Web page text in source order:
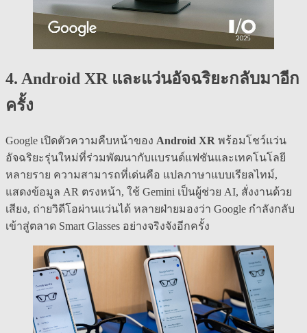
4. Android XR และแว่นอัจฉริยะกลับมาอีก
ครั้ง
Google เปิดตัวความคืบหน้าของ Android XR พร้อมโชว์แว่น
อัจฉริยะรุ่นใหม่ที่ร่วมพัฒนากับแบรนด์แฟชันและเทคโนโลยี
หลายราย ความสามารถที่เด่นคือ แปลภาษาแบบเรียลไทม์,
แสดงข้อมูล AR ตรงหน้า, ใช้ Gemini เป็นผู้ช่วย AI, สั่งงานด้วย
เสียง, ถ่ายวิดีโอผ่านแว่นได้ หลายฝ่ายมองว่า Google กำลังกลับ
เข้าสู่ตลาด Smart Glasses อย่างจริงจังอีกครั้ง